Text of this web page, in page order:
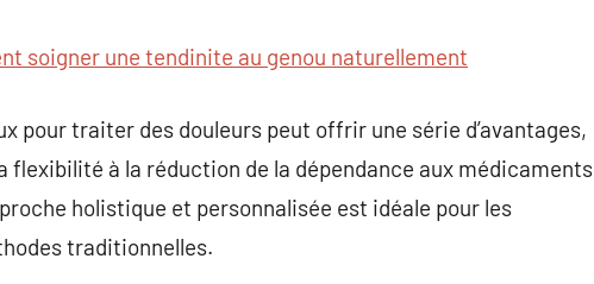
soigner une tendinite au genou naturellement
pour traiter des douleurs peut offrir une série d’avantages,
flexibilité à la réduction de la dépendance aux médicaments
holistique et personnalisée est idéale pour les
traditionnelles.